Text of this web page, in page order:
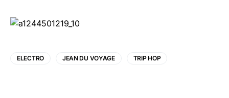
ELECTRO JEAN DU VOYAGE TRIP HOP